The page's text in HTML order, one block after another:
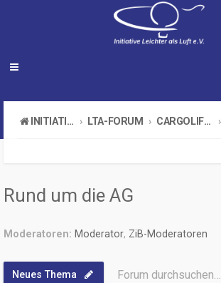
INITIATIVE LEICHTER ALS LUFT E.V. LTA-FORUM CARGOLIFTER ALT
Rund um die AG
Moderatoren: Moderator, ZiB-Moderatoren
Neues Thema Forum durchsuchen…